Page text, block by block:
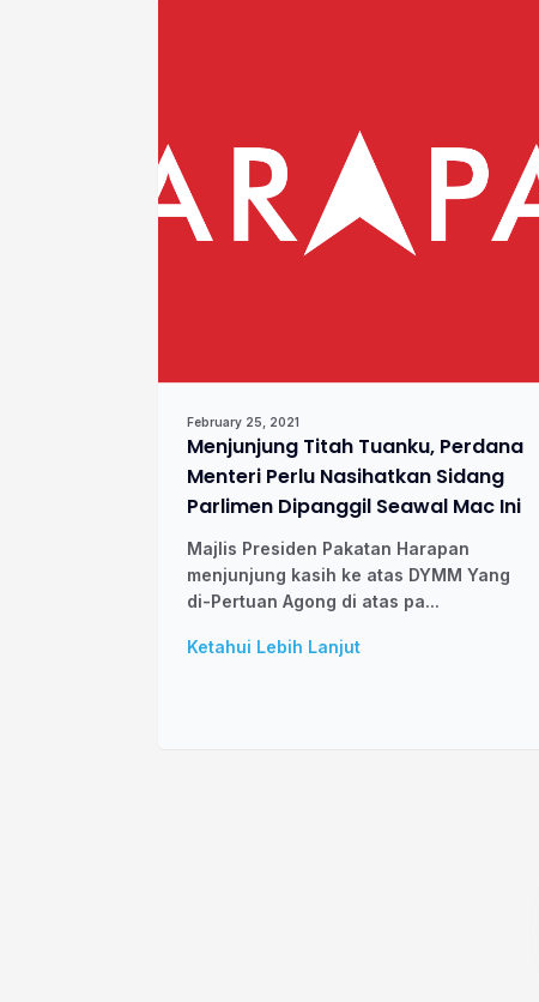
February 25, 2021
Menjunjung Titah Tuanku, Perdana
Menteri Perlu Nasihatkan Sidang
Parlimen Dipanggil Seawal Mac Ini
Majlis Presiden Pakatan Harapan
menjunjung kasih ke atas DYMM Yang
di-Pertuan Agong di atas pa...
Ketahui Lebih Lanjut